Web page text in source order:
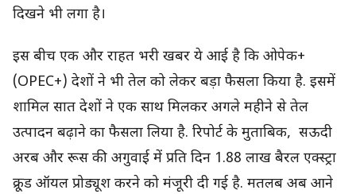
दिखने भी लगा है।
इस बीच एक और राहत भरी खबर ये आई है कि ओपेक+
(OPEC+) देशों ने भी तेल को लेकर बड़ा फैसला किया है. इसमें
शामिल सात देशों ने एक साथ मिलकर अगले महीने से तेल
उत्पादन बढ़ाने का फैसला लिया है. रिपोर्ट के मुताबिक, सऊदी
अरब और रूस की अगुवाई में प्रति दिन 1.88 लाख बैरल एक्स्ट्रा
क्रू़ड ऑयल प्रोड्यूश करने को मंजूरी दी गई है. मतलब अब आने